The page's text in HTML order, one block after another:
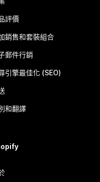
評價
銷售和套裝組合
郵件行銷
引擎最佳化 (SEO)
和翻譯